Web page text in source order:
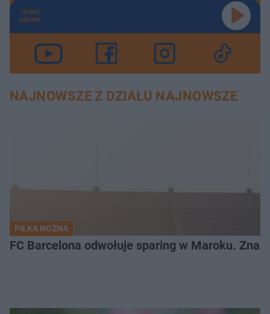
TERAZ
GRAMY
NAJNOWSZE Z DZIAŁU NAJNOWSZE
PIŁKA NOŻNA
FC Barcelona odwołuje sparing w Maroku.